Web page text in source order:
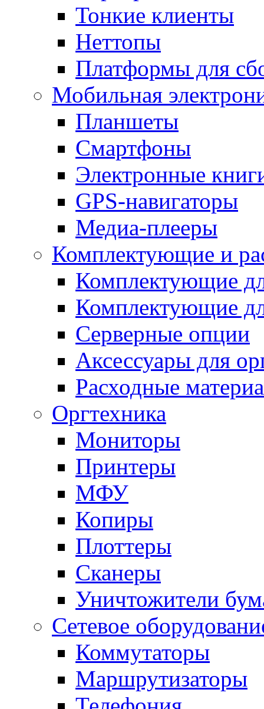
Тонкие клиенты
Неттопы
Платформы для
Мобильная
Планшеты
Смартфоны
Электронные
GPS-навигаторы
Медиа-плееры
Комплектующие и
Комплектующие
Комплектующие
Серверные опции
Аксессуары для
Расходные
Оргтехника
Мониторы
Принтеры
МФУ
Копиры
Плоттеры
Сканеры
Уничтожители
Сетевое
Коммутаторы
Маршрутизаторы